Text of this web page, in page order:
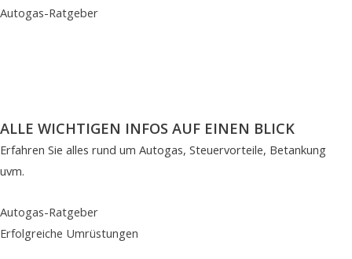
Autogas-Ratgeber
ALLE WICHTIGEN INFOS AUF EINEN BLICK
Erfahren Sie alles rund um Autogas, Steuervorteile, Betankung
uvm.
Autogas-Ratgeber
Erfolgreiche Umrüstungen